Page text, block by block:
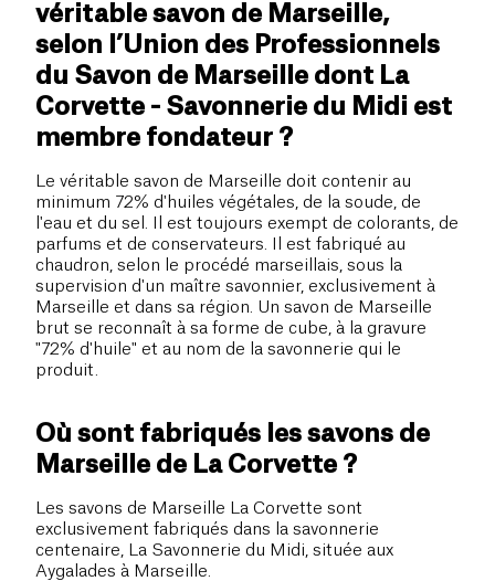
véritable savon de Marseille,
selon l’Union des Professionnels
du Savon de Marseille dont La
Corvette - Savonnerie du Midi est
membre fondateur ?
Le véritable savon de Marseille doit contenir au
minimum 72% d'huiles végétales, de la soude, de
l'eau et du sel. Il est toujours exempt de colorants, de
parfums et de conservateurs. Il est fabriqué au
chaudron, selon le procédé marseillais, sous la
supervision d'un maître savonnier, exclusivement à
Marseille et dans sa région. Un savon de Marseille
brut se reconnaît à sa forme de cube, à la gravure
"72% d'huile" et au nom de la savonnerie qui le
produit.
Où sont fabriqués les savons de
Marseille de La Corvette ?
Les savons de Marseille La Corvette sont
exclusivement fabriqués dans la savonnerie
centenaire, La Savonnerie du Midi, située aux
Aygalades à Marseille.